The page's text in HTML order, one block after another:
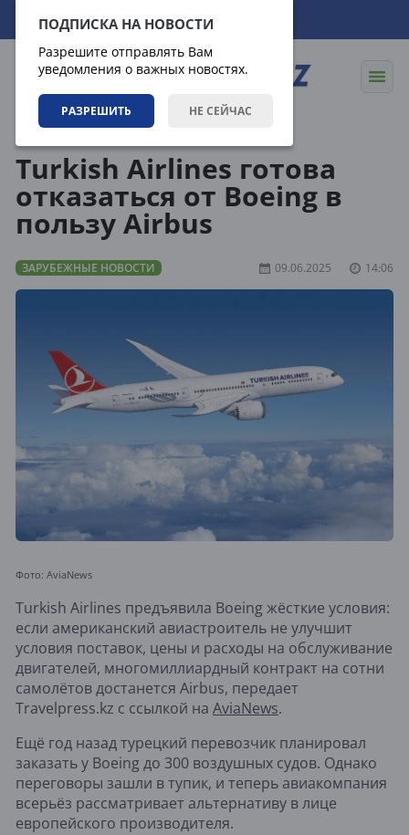
ПОДПИСКА НА НОВОСТИ
Разрешите отправлять Вам
уведомления о важных новостях.
РАЗРЕШИТЬ НЕ СЕЙЧАС
07.08.2026 10:57:11
Turkish Airlines готова
отказаться от Boeing в
пользу Airbus
ЗАРУБЕЖНЫЕ НОВОСТИ 09.06.2025 14:06
Фото: AviaNews
Turkish Airlines предъявила Boeing жёсткие условия:
если американский авиастроитель не улучшит
условия поставок, цены и расходы на обслуживание
двигателей, многомиллиардный контракт на сотни
самолётов достанется Airbus, передает
Travelpress.kz с ссылкой на AviaNews.
Ещё год назад турецкий перевозчик планировал
заказать у Boeing до 300 воздушных судов. Однако
переговоры зашли в тупик, и теперь авиакомпания
всерьёз рассматривает альтернативу в лице
европейского производителя.